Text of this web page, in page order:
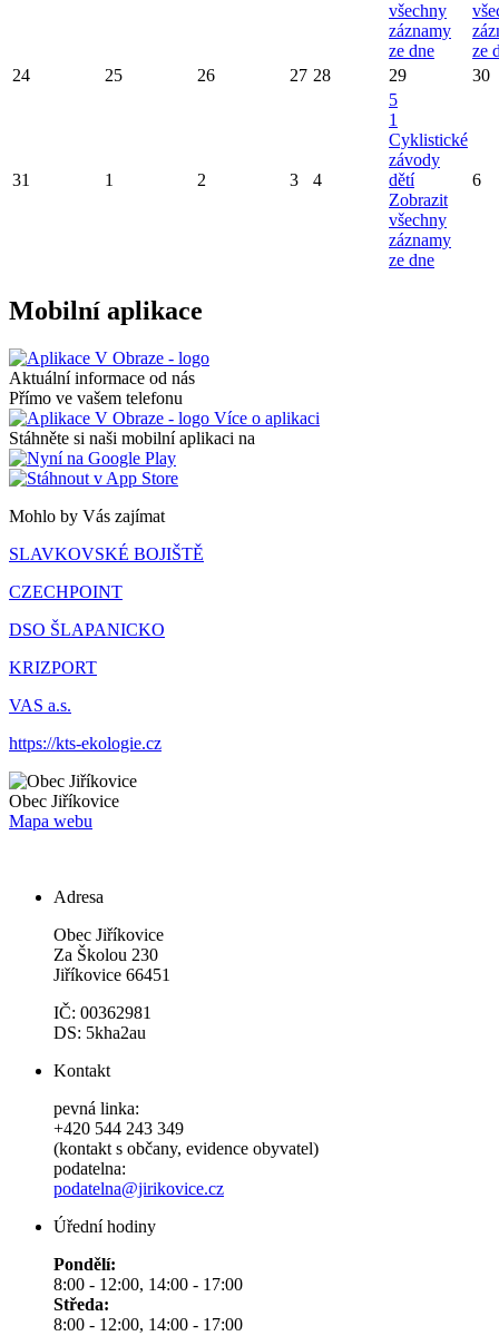
všechny
záznamy
ze dne
ze
24
25 26 27 28 29 30
31 1 2 3 4
5
1
Cyklistické
závody
dětí
Zobrazit
všechny
záznamy
ze dne
6
Mobilní aplikace
Aktuální informace od nás
Přímo ve vašem telefonu
Více o aplikaci
Stáhněte si naši mobilní aplikaci na
Mohlo by Vás zajímat
SLAVKOVSKÉ BOJIŠTĚ
CZECHPOINT
DSO ŠLAPANICKO
KRIZPORT
VAS a.s.
https://kts-ekologie.cz
Obec Jiříkovice
Mapa webu
Adresa
Obec Jiříkovice
Za Školou 230
Jiříkovice 66451
IČ: 00362981
DS: 5kha2au
Kontakt
pevná linka:
+420 544 243 349
(kontakt s občany, evidence obyvatel)
podatelna:
podatelna@jirikovice.cz
Úřední hodiny
Pondělí:
8:00 - 12:00, 14:00 - 17:00
Středa:
8:00 - 12:00, 14:00 - 17:00